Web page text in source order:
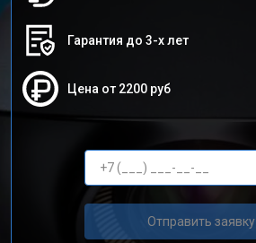
Гарантия до 3-х лет
Цена от 2200 руб
Отправить заявку